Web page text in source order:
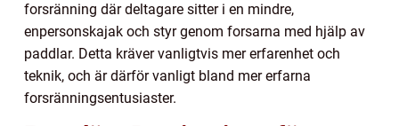
forsränning där deltagare sitter i en mindre,
enpersonskajak och styr genom forsarna med hjälp av
paddlar. Detta kräver vanligtvis mer erfarenhet och
teknik, och är därför vanligt bland mer erfarna
forsränningsentusiaster.